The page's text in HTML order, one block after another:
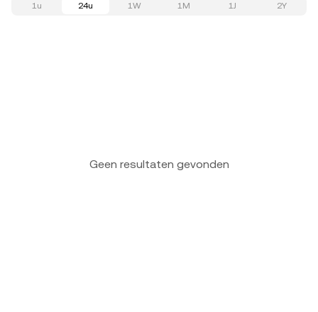
1u 24u 1W 1M 1J 2Y
Geen resultaten gevonden